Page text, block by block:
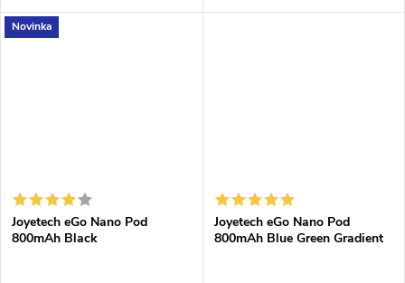
spirálovitého tvaru = ochrana
proti případnému prskání
Joyetech eGo Air.
Novinka
Joyetech eGo Nano Pod
800mAh Black
Joyetech eGo Nano Pod
800mAh Blue Green Gradient